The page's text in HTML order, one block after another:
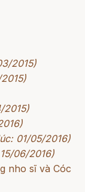
2015)
2015)
01/05/2016)
06/2016)
nho sĩ và Cóc